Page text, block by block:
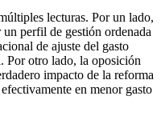
lecturas. Por un lado,
perfil de gestión ordenada
de ajuste del gasto
Por otro lado, la oposición
impacto de la reforma
en menor gasto